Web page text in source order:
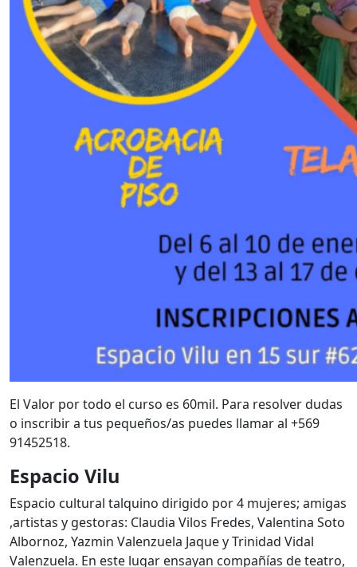
El Valor por todo el curso es 60mil. Para resolver dudas
o inscribir a tus pequeños/as puedes llamar al +569
91452518.
Espacio Vilu
Espacio cultural talquino dirigido por 4 mujeres; amigas
,artistas y gestoras: Claudia Vilos Fredes, Valentina Soto
Albornoz, Yazmin Valenzuela Jaque y Trinidad Vidal
Valenzuela. En este lugar ensayan compañías de teatro,